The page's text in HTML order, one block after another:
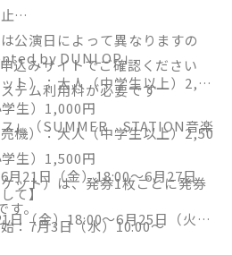
from EXILE TRIBE
理
（イコールラブ）
マグナ※
公演日によって異なりますの
込みサイトでご確認ください
テム利用料が必要です
by DUNLOP」
ト）：大人（中学生以上）2,00
生）1,000円
機）：大人（中学生以上）2,50
生）1,500円
ット）は、発券1枚ごとに発券
。
」（SUMMER STATION音楽
月21日（金）18:00〜6月27日
：7月3日（水）10:00〜
て】
日（金）18:00～6月25日（火）